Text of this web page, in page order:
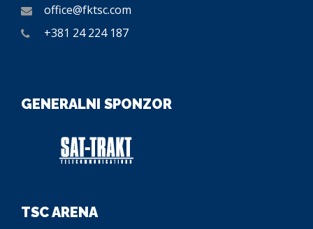
office@fktsc.com
+381 24 224 187
GENERALNI SPONZOR
TSC ARENA